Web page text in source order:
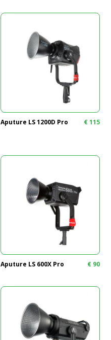
Aputure LS 1200D Pro €115
Aputure LS 600X Pro €90